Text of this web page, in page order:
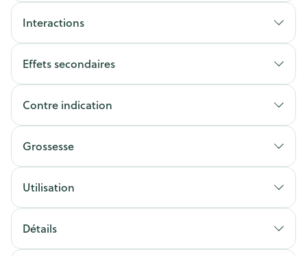
Interactions
Effets secondaires
Contre indication
Grossesse
Utilisation
Détails